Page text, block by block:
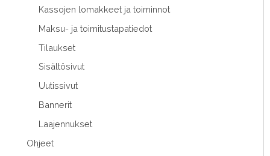
Kassojen lomakkeet ja toiminnot
Maksu- ja toimitustapatiedot
Tilaukset
Sisältösivut
Uutissivut
Bannerit
Laajennukset
Ohjeet